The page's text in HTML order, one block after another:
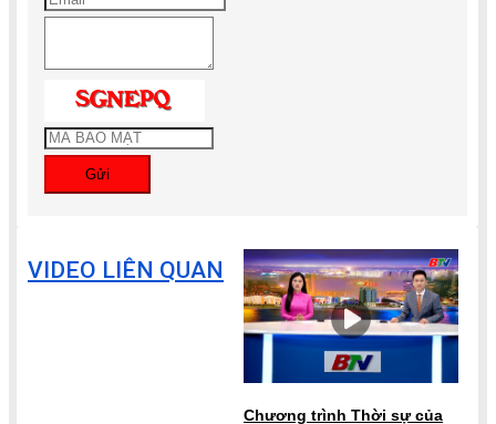
Gửi
VIDEO LIÊN QUAN
Chương trình Thời sự của